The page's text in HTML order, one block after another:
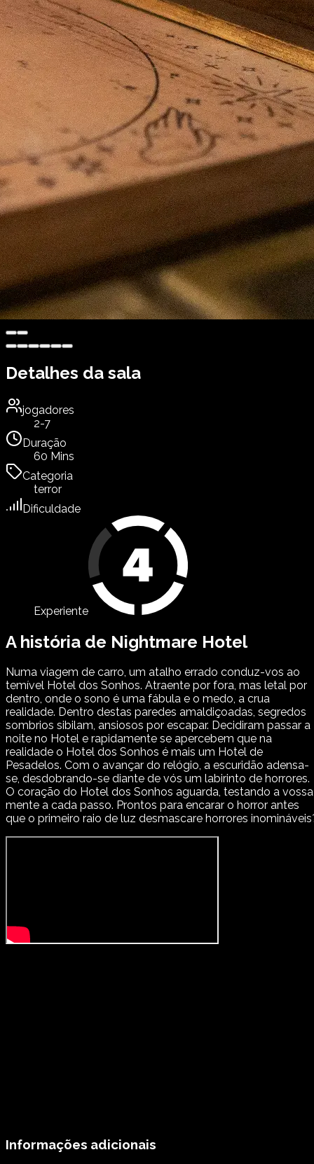
Detalhes da sala
jogadores
2-7
Duração
60 Mins
Categoria
terror
Dificuldade
Experiente
A história de Nightmare Hotel
Numa viagem de carro, um atalho errado conduz-vos ao
temível Hotel dos Sonhos. Atraente por fora, mas letal por
dentro, onde o sono é uma fábula e o medo, a crua
realidade. Dentro destas paredes amaldiçoadas, segredos
sombrios sibilam, ansiosos por escapar. Decidiram passar a
noite no Hotel e rapidamente se apercebem que na
realidade o Hotel dos Sonhos é mais um Hotel de
Pesadelos. Com o avançar do relógio, a escuridão adensa-
se, desdobrando-se diante de vós um labirinto de horrores.
O coração do Hotel dos Sonhos aguarda, testando a vossa
mente a cada passo. Prontos para encarar o horror antes
que o primeiro raio de luz desmascare horrores
Informações adicionais